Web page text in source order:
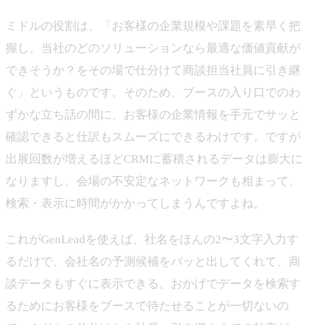
ミドルの役割は、「お客様の企業規模や課題を素早く把
握し、当社のどのソリューションなら最適な価値貢献が
できそうか？をその場で仕分けて商談担当社員に引き継
ぐ」というものです。そのため、ブースの入り口でのわ
ずかな立ち話の間に、お客様の企業情報を手元でサッと
確認できると仕訳もスムーズにできるわけです。ですが
出展回数が増えるほどCRMに蓄積されるデータは膨大に
なりますし、会場の不安定なネットワークも相まって、
検索・表示に時間がかかってしまうんですよね。
これがGenLeadを使えば、社名をほんの2〜3文字入力す
るだけで、会社名の予測候補をパッと出してくれて、商
談データもすぐに表示できる。おかげでデータを検索す
るためにお客様をブースで待たせることが一切ないの